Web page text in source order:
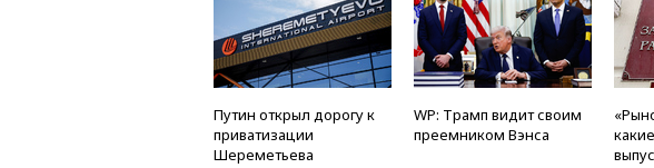
Путин открыл дорогу к
приватизации
Шереметьева
WP: Трамп видит своим
преемником Вэнса